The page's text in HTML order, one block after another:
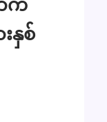
က်
နှစ်